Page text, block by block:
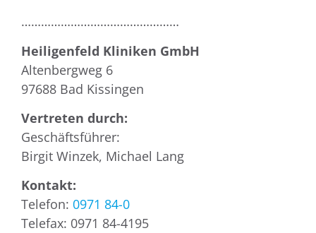
…………………………………………
Heiligenfeld Kliniken GmbH
Altenbergweg 6
97688 Bad Kissingen
Vertreten durch:
Geschäftsführer:
Birgit Winzek, Michael Lang
Kontakt:
Telefon: 0971 84-0
Telefax: 0971 84-4195